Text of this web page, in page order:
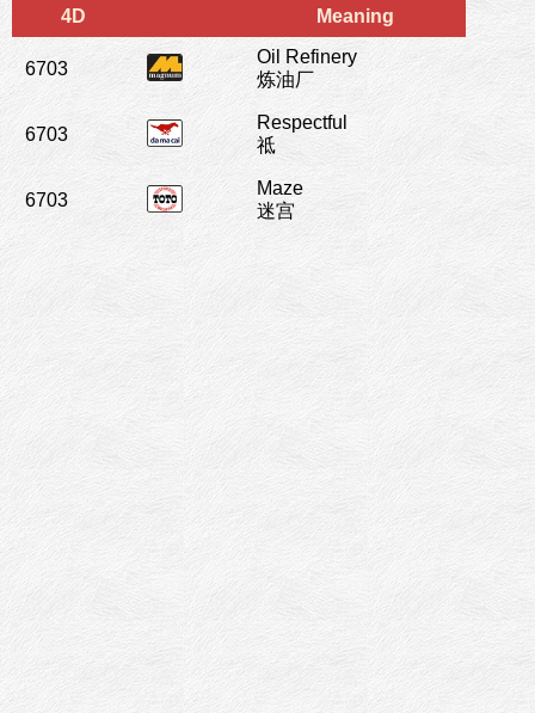
4D Meaning
6703
Oil Refinery
炼油厂
6703
Respectful
祗
6703
Maze
迷宫